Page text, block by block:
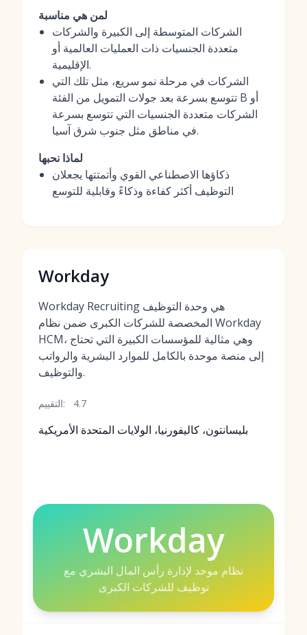
لمن هي مناسبة
الشركات المتوسطة إلى الكبيرة والشركات
متعددة الجنسيات ذات العمليات العالمية أو
الإقليمية.
الشركات في مرحلة نمو سريع، مثل تلك التي
تتوسع بسرعة بعد جولات التمويل من الفئة B أو
الشركات متعددة الجنسيات التي تتوسع بسرعة
في مناطق مثل جنوب شرق آسيا.
لماذا نحبها
ذكاؤها الاصطناعي القوي وأتمتتها يجعلان
التوظيف أكثر كفاءة وذكاءً وقابلية للتوسع
Workday
Workday Recruiting هي وحدة التوظيف
المخصصة للشركات الكبرى ضمن نظام Workday
HCM، وهي مثالية للمؤسسات الكبيرة التي تحتاج
إلى منصة موحدة بالكامل للموارد البشرية والرواتب
والتوظيف.
التقييم: 4.7
بليسانتون، كاليفورنيا، الولايات المتحدة الأمريكية
Workday
نظام موحد لإدارة رأس المال البشري مع
توظيف للشركات الكبرى